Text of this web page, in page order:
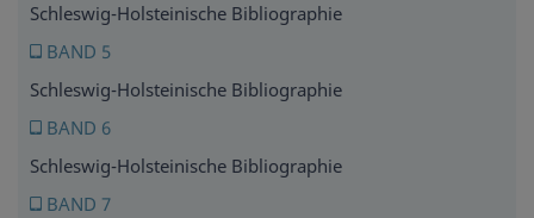
Schleswig-Holsteinische Bibliographie
BAND 5
Schleswig-Holsteinische Bibliographie
BAND 6
Schleswig-Holsteinische Bibliographie
BAND 7